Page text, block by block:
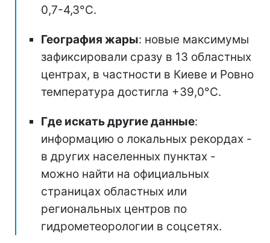
0,7-4,3°C.
География жары: новые максимумы
зафиксировали сразу в 13 областных
центрах, в частности в Киеве и Ровно
температура достигла +39,0°C.
Где искать другие данные:
информацию о локальных рекордах -
в других населенных пунктах -
можно найти на официальных
страницах областных или
региональных центров по
гидрометеорологии в соцсетях.